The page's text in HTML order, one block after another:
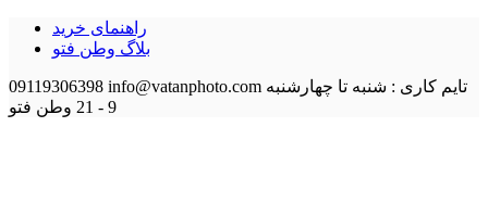
راهنمای خرید
بلاگ وطن فتو
09119306398 info@vatanphoto.com تایم کاری : شنبه تا چهارشنبه
9 - 21
وطن فتو